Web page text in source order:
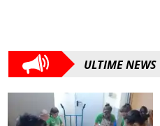
ULTIME NEWS